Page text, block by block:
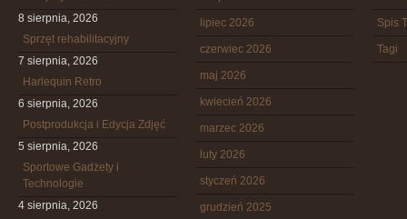
8 sierpnia, 2026
Sprzęt rehabilitacyjny
7 sierpnia, 2026
Harlequin Retro
6 sierpnia, 2026
Postprodukcja i Edycja Zdjęć
5 sierpnia, 2026
Sportowe Gadżety i
Technologie
4 sierpnia, 2026
lipiec 2026
czerwiec 2026
maj 2026
kwiecień 2026
marzec 2026
luty 2026
styczeń 2026
grudzień 2025
Spis
Tagi